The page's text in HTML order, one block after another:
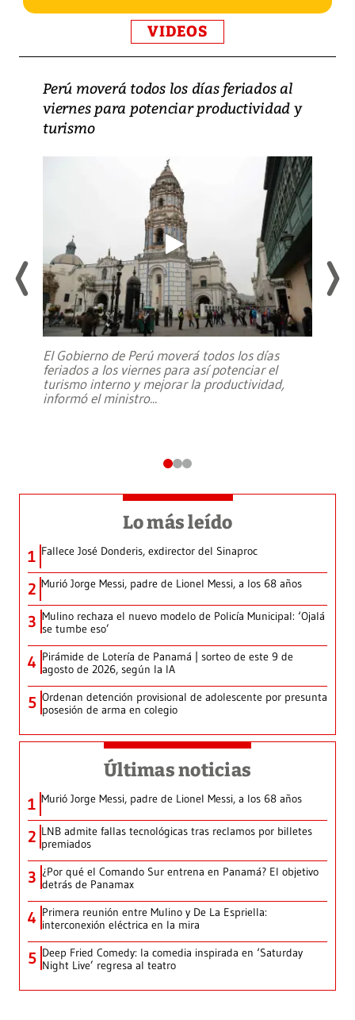
VIDEOS
Perú moverá todos los días feriados al
viernes para potenciar productividad y
turismo
El Gobierno de Perú moverá todos los días
feriados a los viernes para así potenciar el
turismo interno y mejorar la productividad,
informó el ministro...
Lo más leído
1 Fallece José Donderis, exdirector del Sinaproc
2 Murió Jorge Messi, padre de Lionel Messi, a los 68 años
3 Mulino rechaza el nuevo modelo de Policía Municipal: ‘Ojalá
se tumbe eso’
4 Pirámide de Lotería de Panamá | sorteo de este 9 de
agosto de 2026, según la IA
5 Ordenan detención provisional de adolescente por presunta
posesión de arma en colegio
Últimas noticias
1 Murió Jorge Messi, padre de Lionel Messi, a los 68 años
2 LNB admite fallas tecnológicas tras reclamos por billetes
premiados
3 ¿Por qué el Comando Sur entrena en Panamá? El objetivo
detrás de Panamax
4 Primera reunión entre Mulino y De La Espriella:
interconexión eléctrica en la mira
5 Deep Fried Comedy: la comedia inspirada en ‘Saturday
Night Live’ regresa al teatro